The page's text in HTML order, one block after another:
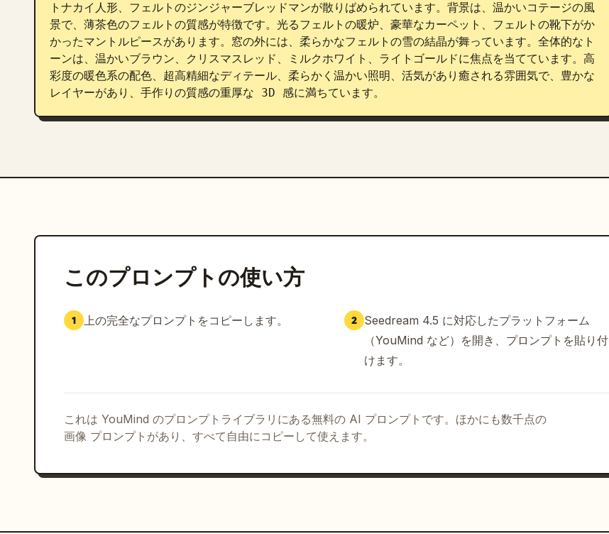
トナカイ人形、フェルトのジンジャーブレッドマンが散りばめられています。背景は、温かいコテージの風
景で、薄茶色のフェルトの質感が特徴です。光るフェルトの暖炉、豪華なカーペット、フェルトの靴下がか
かったマントルピースがあります。窓の外には、柔らかなフェルトの雪の結晶が舞っています。全体的なト
ーンは、温かいブラウン、クリスマスレッド、ミルクホワイト、ライトゴールドに焦点を当てています。高
彩度の暖色系の配色、超高精細なディテール、柔らかく温かい照明、活気があり癒される雰囲気で、豊かな
レイヤーがあり、手作りの質感の重厚な 3D 感に満ちています。
このプロンプトの使い方
1 上の完全なプロンプトをコピーします。 2 Seedream 4.5 に対応したプラットフォーム
（YouMind など）を開き、プロンプトを貼り付
けます。
これは YouMind のプロンプトライブラリにある無料の AI プロンプトです。ほかにも数千点の
画像 プロンプトがあり、すべて自由にコピーして使えます。